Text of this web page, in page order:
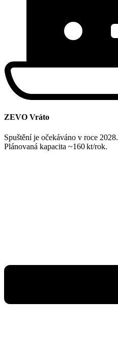
ZEVO Vráto
Spuštění je očekáváno v roce 2028.
Plánovaná kapacita ~160 kt/rok.